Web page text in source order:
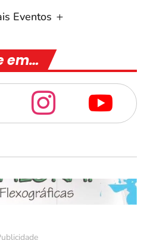
Eventos
em…
 